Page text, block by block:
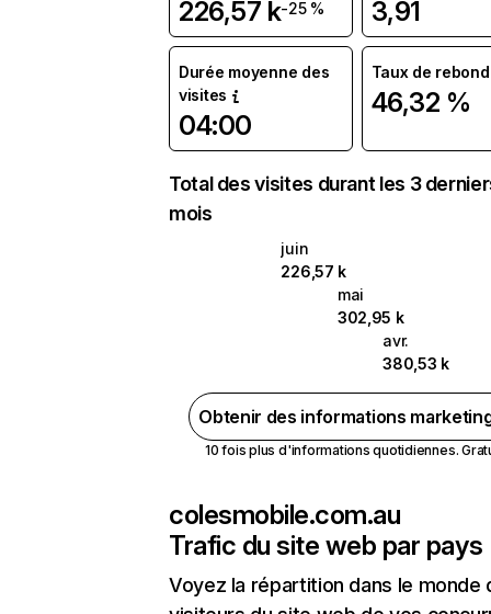
226,57 k-25 % 3,91
Durée moyenne des
visites
04:00
Taux de rebond
46,32 %
Total des visites durant les 3
mois
juin
226,57 k
mai
302,95 k
avr.
380,53 k
Obtenir des informations
10 fois plus d'informations quotidiennes.
colesmobile.com.au
Trafic du site web par pays
Voyez la répartition dans le monde